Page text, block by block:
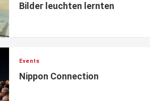
Bilder leuchten lernten
Events
Nippon Connection